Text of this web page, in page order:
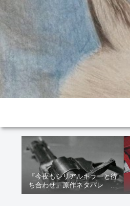
『今夜もシリアルキラーと待
ち合わせ』原作ネタバレ 断
髪オブジェ殺人事件 犯人の